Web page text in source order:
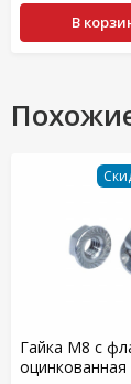
В
Гайка М8 с